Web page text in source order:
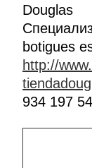
Douglas
botigues
http://
934 197